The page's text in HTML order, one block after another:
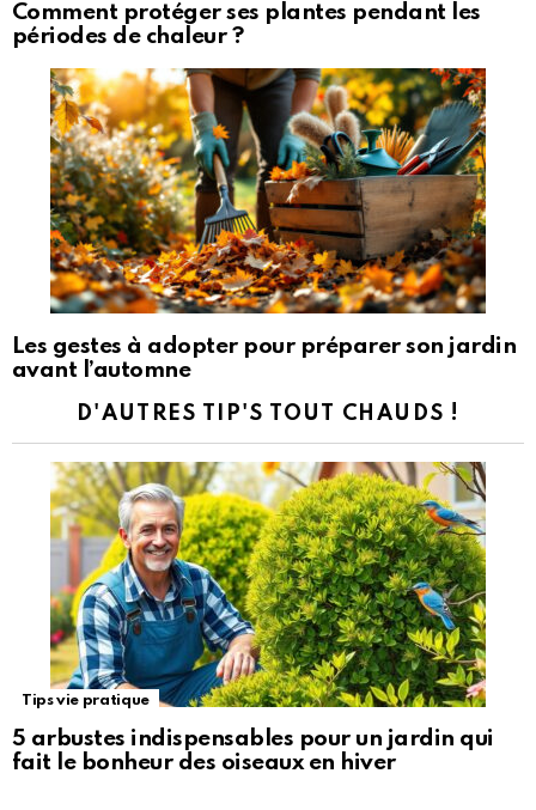
Comment protéger ses plantes pendant les
périodes de chaleur ?
Les gestes à adopter pour préparer son jardin
avant l’automne
D'AUTRES TIP'S TOUT CHAUDS !
Tips vie pratique
5 arbustes indispensables pour un jardin qui
fait le bonheur des oiseaux en hiver